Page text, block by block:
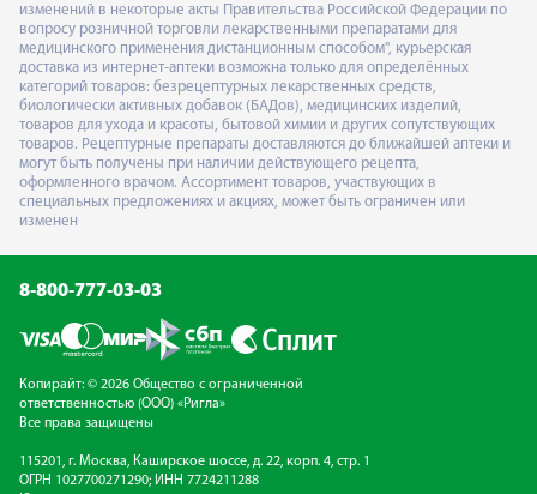
изменений в некоторые акты Правительства Российской Федерации по
вопросу розничной торговли лекарственными препаратами для
медицинского применения дистанционным способом", курьерская
доставка из интернет-аптеки возможна только для определённых
категорий товаров: безрецептурных лекарственных средств,
биологически активных добавок (БАДов), медицинских изделий,
товаров для ухода и красоты, бытовой химии и других сопутствующих
товаров. Рецептурные препараты доставляются до ближайшей аптеки и
могут быть получены при наличии действующего рецепта,
оформленного врачом. Ассортимент товаров, участвующих в
специальных предложениях и акциях, может быть ограничен или
изменен
8-800-777-03-03
Копирайт: © 2026 Общество с ограниченной
ответственностью (ООО) «Ригла»
Все права защищены
115201, г. Москва, Каширское шоссе, д. 22, корп. 4, стр. 1
ОГРН 1027700271290; ИНН 7724211288